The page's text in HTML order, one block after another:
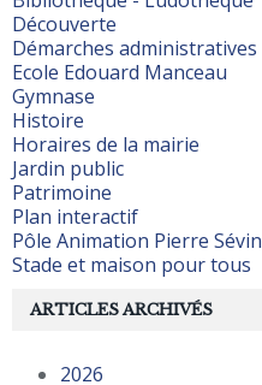
Découverte
Démarches administratives
Ecole Edouard Manceau
Gymnase
Histoire
Horaires de la mairie
Jardin public
Patrimoine
Plan interactif
Pôle Animation Pierre Sévin
Stade et maison pour tous
ARTICLES ARCHIVÉS
2026